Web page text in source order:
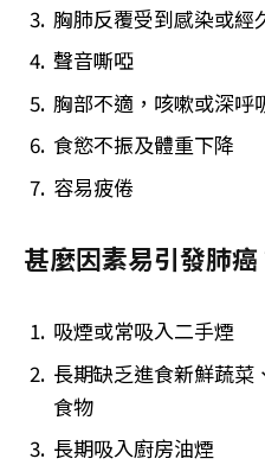
胸肺反覆受到感染或經
聲音嘶啞
胸部不適，咳嗽或深呼
食慾不振及體重下降
容易疲倦
甚麼因素易引發肺癌
吸煙或常吸入二手煙
長期缺乏進食新鮮蔬菜
食物
長期吸入廚房油煙